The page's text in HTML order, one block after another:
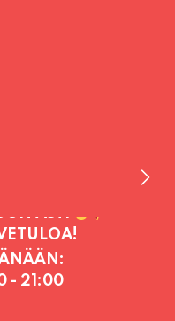
- 21:00
(MA-SU